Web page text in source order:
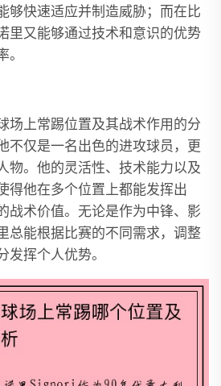
够快速适应并制造威胁；而在比
里又能够通过技术和意识的优势
场上常踢位置及其战术作用的分
不仅是一名出色的进攻球员，更
物。他的灵活性、技术能力以及
得他在多个位置上都能发挥出
战术价值。无论是作为中锋、影
总能根据比赛的不同需求，调整
挥个人优势。